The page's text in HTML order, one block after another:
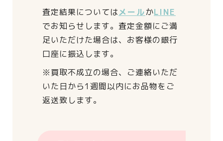
査定結果についてはメールかLINE
でお知らせします。 査定金額にご満
足いただけた場合は、 お客様の銀行
口座に振込します。
※買取不成立の場合、 ご連絡いただ
いた日から1週間以内にお品物をご
返送致します。